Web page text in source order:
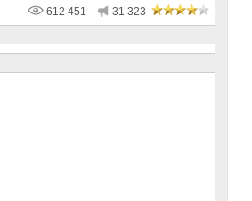
Русском!612 451 31 323